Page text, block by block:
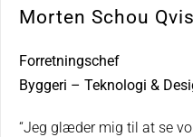
Morten Schou
Forretningschef
Byggeri – Teknologi &
“Jeg glæder mig til at se